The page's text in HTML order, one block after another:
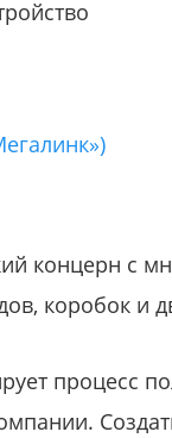
концерн с
коробок и
процесс